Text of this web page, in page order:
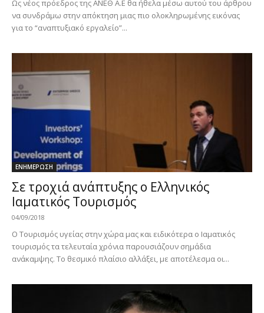
Ως νέος πρόεδρος της ΑΝΕΘ Α.Ε θα ήθελα μέσω αυτού του άρθρου
να συνδράμω στην απόκτηση μιας πιο ολοκληρωμένης εικόνας
για το “αναπτυξιακό εργαλείο”...
ΕΝΗΜΕΡΩΣΗ
Σε τροχιά ανάπτυξης ο Ελληνικός
Ιαματικός Τουρισμός
04/09/2018
Ο Τουρισμός υγείας στην χώρα μας και ειδικότερα ο Ιαματικός
τουρισμός τα τελευταία χρόνια παρουσιάζουν σημάδια
ανάκαμψης. Το θεσμικό πλαίσιο αλλάξει, με αποτέλεσμα οι...